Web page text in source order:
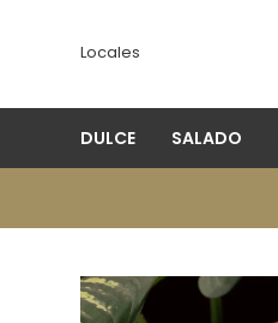
DULCE SALADO
Locales